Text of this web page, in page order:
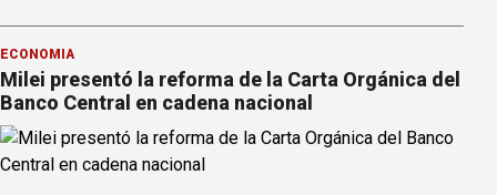
ECONOMÍA
Milei presentó la reforma de la Carta Orgánica del
Banco Central en cadena nacional